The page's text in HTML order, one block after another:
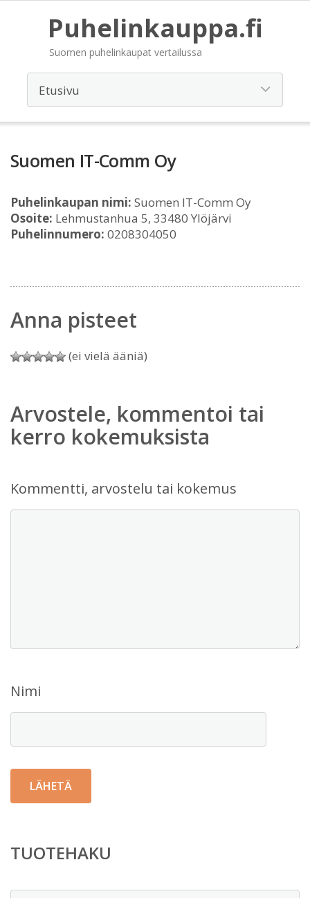
Puhelinkauppa.fi
Suomen puhelinkaupat vertailussa
Suomen IT-Comm Oy
Puhelinkaupan nimi: Suomen IT-Comm Oy
Osoite: Lehmustanhua 5, 33480 Ylöjärvi
Puhelinnumero: 0208304050
Anna pisteet
(ei vielä ääniä)
Arvostele, kommentoi tai
kerro kokemuksista
Kommentti, arvostelu tai kokemus
Nimi
TUOTEHAKU